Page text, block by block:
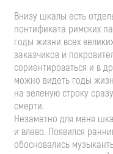
Внизу шкалы есть
понтификата римских
годы жизни всех
заказчиков и
сориентироваться и в
можно видеть годы
на зеленую строку
смерти.
Незаметно для меня
и влево. Появился
обосновались